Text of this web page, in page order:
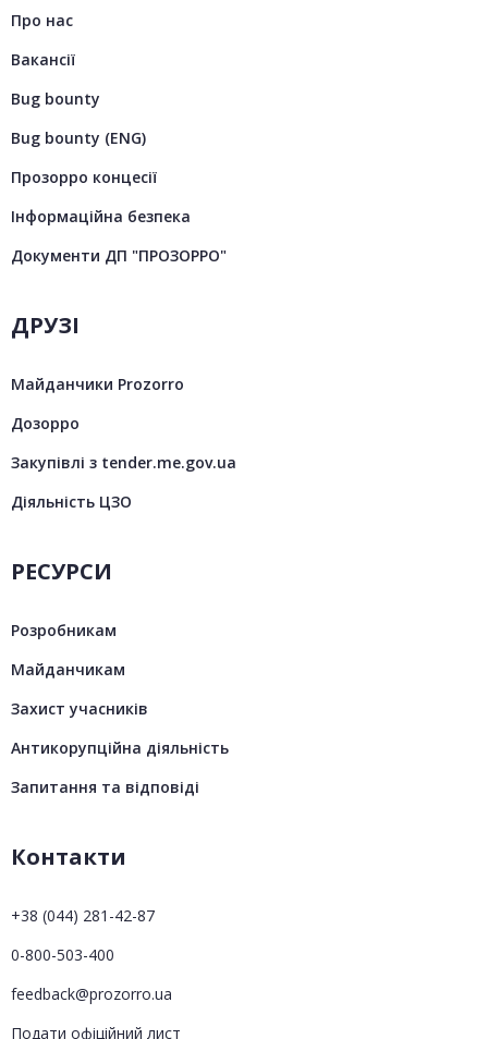
Про нас
Вакансії
Bug bounty
Bug bounty (ENG)
Прозорро концесії
Інформаційна безпека
Документи ДП "ПРОЗОРРО"
ДРУЗІ
Майданчики Prozorro
Дозорро
Закупівлі з tender.me.gov.ua
Діяльність ЦЗО
РЕСУРСИ
Розробникам
Майданчикам
Захист учасників
Антикорупційна діяльність
Запитання та відповіді
Контакти
+38 (044) 281-42-87
0-800-503-400
feedback@prozorro.ua
Подати офіційний лист